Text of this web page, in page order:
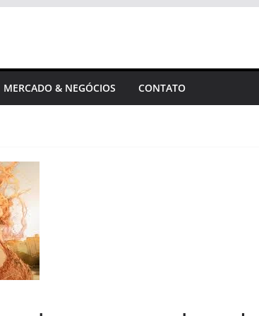
MERCADO & NEGÓCIOS CONTATO